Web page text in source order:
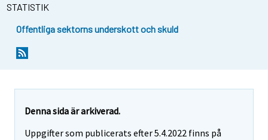
STATISTIK
Offentliga sektorns underskott och skuld
Denna sida är arkiverad.
Uppgifter som publicerats efter 5.4.2022 finns på